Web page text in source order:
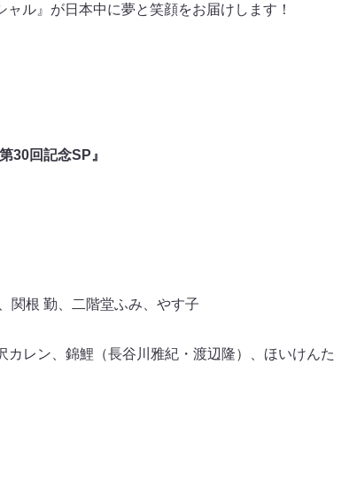
ル』が日本中に夢と笑顔をお届けします！
30回記念SP』
関根 勤、二階堂ふみ、やす子
レン、錦鯉（長谷川雅紀・渡辺隆）、ほいけんた